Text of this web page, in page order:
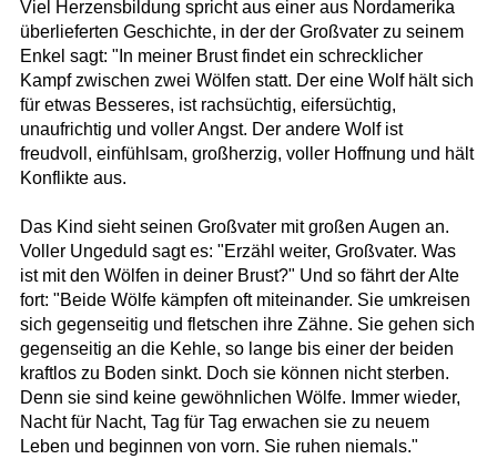
Viel Herzensbildung spricht aus einer aus Nordamerika
überlieferten Geschichte, in der der Großvater zu seinem
Enkel sagt: "In meiner Brust findet ein schrecklicher
Kampf zwischen zwei Wölfen statt. Der eine Wolf hält sich
für etwas Besseres, ist rachsüchtig, eifersüchtig,
unaufrichtig und voller Angst. Der andere Wolf ist
freudvoll, einfühlsam, großherzig, voller Hoffnung und hält
Konflikte aus.
Das Kind sieht seinen Großvater mit großen Augen an.
Voller Ungeduld sagt es: "Erzähl weiter, Großvater. Was
ist mit den Wölfen in deiner Brust?" Und so fährt der Alte
fort: "Beide Wölfe kämpfen oft miteinander. Sie umkreisen
sich gegenseitig und fletschen ihre Zähne. Sie gehen sich
gegenseitig an die Kehle, so lange bis einer der beiden
kraftlos zu Boden sinkt. Doch sie können nicht sterben.
Denn sie sind keine gewöhnlichen Wölfe. Immer wieder,
Nacht für Nacht, Tag für Tag erwachen sie zu neuem
Leben und beginnen von vorn. Sie ruhen niemals."